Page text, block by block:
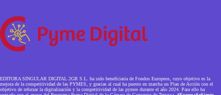
EDITORA SINGULAR DIGITAL 2GR S.L. ha sido beneficiaria de Fondos Europeos, cuyo objetivo es la
mejora de la competitividad de las PYMES, y gracias al cual ha puesto en marcha un Plan de Acción con el
objetivo de reforzar la digitalización y la competitividad de las pymes durante el año 2024. Para ello ha